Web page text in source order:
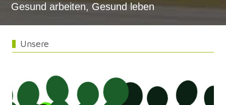
Gesund arbeiten, Gesund leben
Unsere